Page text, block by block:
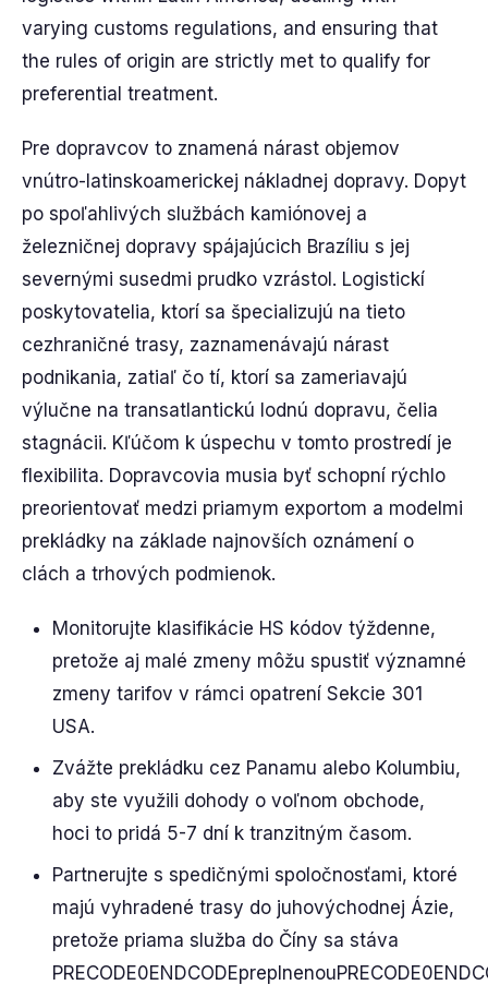
varying customs regulations, and ensuring that
the rules of origin are strictly met to qualify for
preferential treatment.
Pre dopravcov to znamená nárast objemov
vnútro-latinskoamerickej nákladnej dopravy. Dopyt
po spoľahlivých službách kamiónovej a
železničnej dopravy spájajúcich Brazíliu s jej
severnými susedmi prudko vzrástol. Logistickí
poskytovatelia, ktorí sa špecializujú na tieto
cezhraničné trasy, zaznamenávajú nárast
podnikania, zatiaľ čo tí, ktorí sa zameriavajú
výlučne na transatlantickú lodnú dopravu, čelia
stagnácii. Kľúčom k úspechu v tomto prostredí je
flexibilita. Dopravcovia musia byť schopní rýchlo
preorientovať medzi priamym exportom a modelmi
prekládky na základe najnovších oznámení o
clách a trhových podmienok.
Monitorujte klasifikácie HS kódov týždenne,
pretože aj malé zmeny môžu spustiť významné
zmeny tarifov v rámci opatrení Sekcie 301
USA.
Zvážte prekládku cez Panamu alebo Kolumbiu,
aby ste využili dohody o voľnom obchode,
hoci to pridá 5-7 dní k tranzitným časom.
Partnerujte s spedičnými spoločnosťami, ktoré
majú vyhradené trasy do juhovýchodnej Ázie,
pretože priama služba do Číny sa stáva